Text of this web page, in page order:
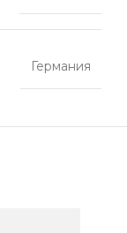
Германия